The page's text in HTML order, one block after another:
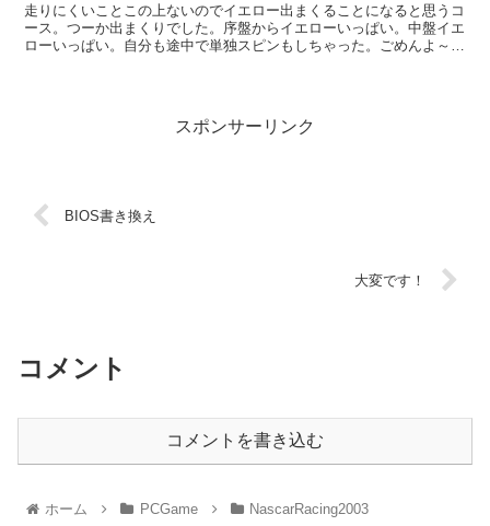
走りにくいことこの上ないのでイエロー出まくることになると思うコ
ース。つーか出まくりでした。序盤からイエローいっぱい。中盤イエ
ローいっぱい。自分も途中で単独スピンもしちゃった。ごめんよ～
スポンサーリンク
BIOS書き換え
大変です！
コメント
コメントを書き込む
ホーム PCGame NascarRacing2003